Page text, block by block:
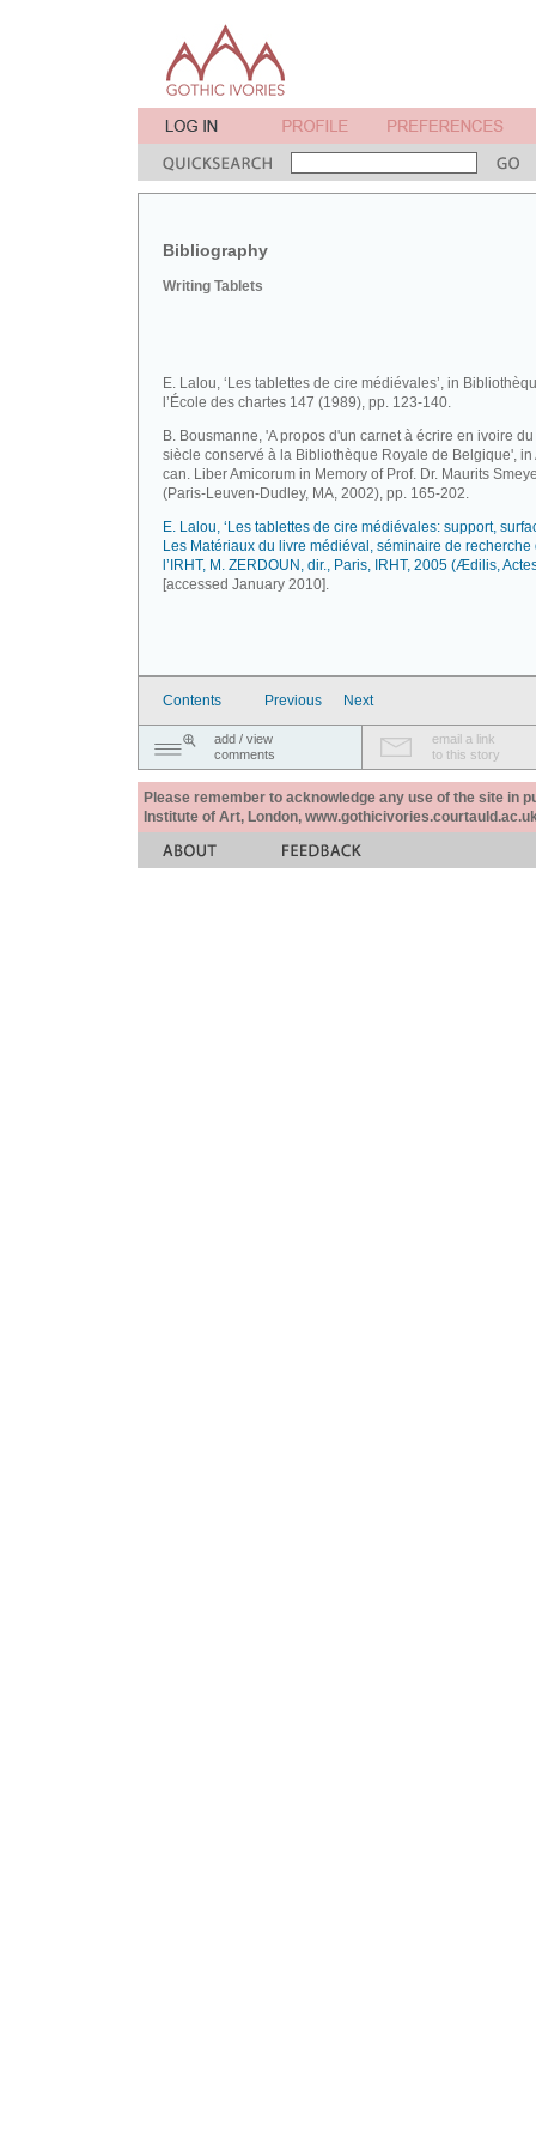
Bibliography
Writing Tablets
E. Lalou, ‘Les tablettes de cire médiévales’, in
l’École des chartes 147 (1989), pp. 123-140.
B. Bousmanne, 'A propos d'un carnet à écrire en ivoire
siècle conservé à la Bibliothèque Royale de Belgique', in
can. Liber Amicorum in Memory of Prof. Dr. Maurits
(Paris-Leuven-Dudley, MA, 2002), pp. 165-202.
E. Lalou, ‘Les tablettes de cire médiévales: support,
Les Matériaux du livre médiéval, séminaire de recherche
l’IRHT, M. ZERDOUN, dir., Paris, IRHT, 2005 (Ædilis,
[accessed January 2010].
Contents Previous Next
add / view
comments
email a link
to this story
Please remember to acknowledge any use of the site in
Institute of Art, London,